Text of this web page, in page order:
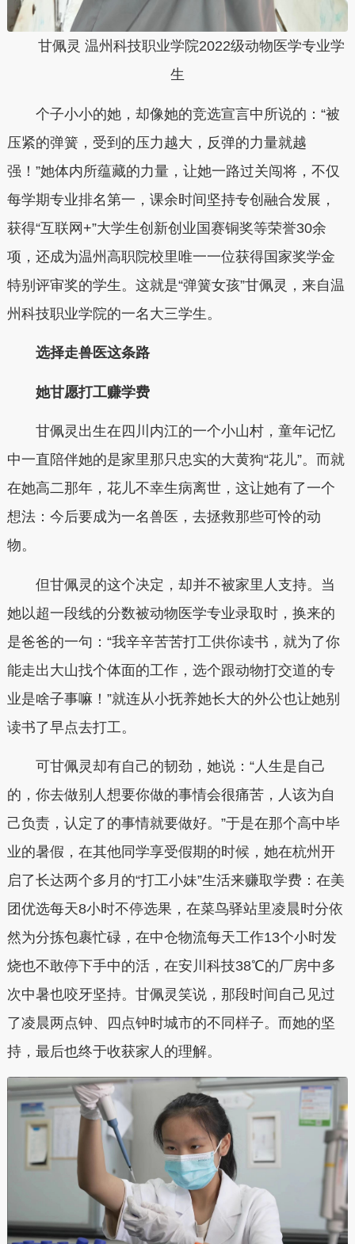
甘佩灵温州科技职业学院2022级动物医学专业学
生
个子小小的她，却像她的竞选宣言中所说的：“被
压紧的弹簧，受到的压力越大，反弹的力量就越
强！”她体内所蕴藏的力量，让她一路过关闯将，不仅
每学期专业排名第一，课余时间坚持专创融合发展，
获得“互联网+”大学生创新创业国赛铜奖等荣誉30余
项，还成为温州高职院校里唯一一位获得国家奖学金
特别评审奖的学生。这就是“弹簧女孩”甘佩灵，来自温
州科技职业学院的一名大三学生。
选择走兽医这条路
她甘愿打工赚学费
甘佩灵出生在四川内江的一个小山村，童年记忆
中一直陪伴她的是家里那只忠实的大黄狗“花儿”。而就
在她高二那年，花儿不幸生病离世，这让她有了一个
想法：今后要成为一名兽医，去拯救那些可怜的动
物。
但甘佩灵的这个决定，却并不被家里人支持。当
她以超一段线的分数被动物医学专业录取时，换来的
是爸爸的一句：“我辛辛苦苦打工供你读书，就为了你
能走出大山找个体面的工作，选个跟动物打交道的专
业是啥子事嘛！”就连从小抚养她长大的外公也让她别
读书了早点去打工。
可甘佩灵却有自己的韧劲，她说：“人生是自己
的，你去做别人想要你做的事情会很痛苦，人该为自
己负责，认定了的事情就要做好。”于是在那个高中毕
业的暑假，在其他同学享受假期的时候，她在杭州开
启了长达两个多月的“打工小妹”生活来赚取学费：在美
团优选每天8小时不停选果，在菜鸟驿站里凌晨时分依
然为分拣包裹忙碌，在中仓物流每天工作13个小时发
烧也不敢停下手中的活，在安川科技38℃的厂房中多
次中暑也咬牙坚持。甘佩灵笑说，那段时间自己见过
了凌晨两点钟、四点钟时城市的不同样子。而她的坚
持，最后也终于收获家人的理解。